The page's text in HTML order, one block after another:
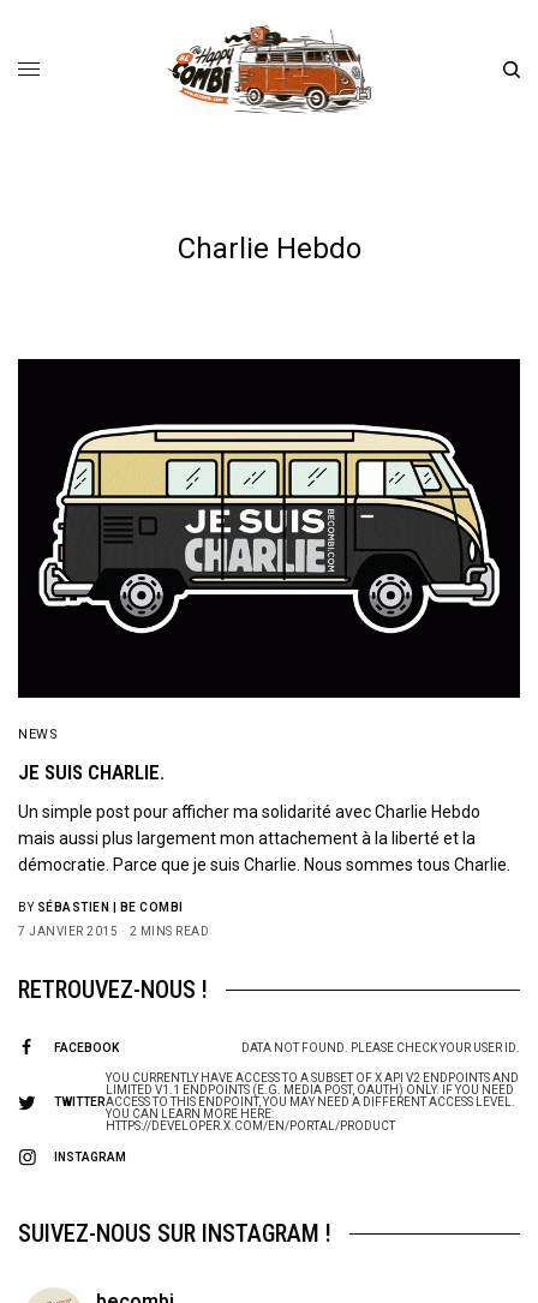
Charlie Hebdo
NEWS
JE SUIS CHARLIE.
Un simple post pour afficher ma solidarité avec Charlie Hebdo
mais aussi plus largement mon attachement à la liberté et la
démocratie. Parce que je suis Charlie. Nous sommes tous Charlie.
BY SÉBASTIEN | BE COMBI
7 JANVIER 2015
2 MINS READ
RETROUVEZ-NOUS !
FACEBOOK DATA NOT FOUND. PLEASE CHECK YOUR USER ID.
TWITTER
YOU CURRENTLY HAVE ACCESS TO A SUBSET OF X API V2 ENDPOINTS AND
LIMITED V1.1 ENDPOINTS (E.G. MEDIA POST, OAUTH) ONLY. IF YOU NEED
ACCESS TO THIS ENDPOINT, YOU MAY NEED A DIFFERENT ACCESS LEVEL.
YOU CAN LEARN MORE HERE:
HTTPS://DEVELOPER.X.COM/EN/PORTAL/PRODUCT
INSTAGRAM
SUIVEZ-NOUS SUR INSTAGRAM !